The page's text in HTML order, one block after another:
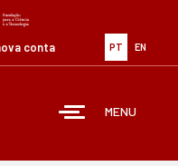
PT EN
conta
MENU